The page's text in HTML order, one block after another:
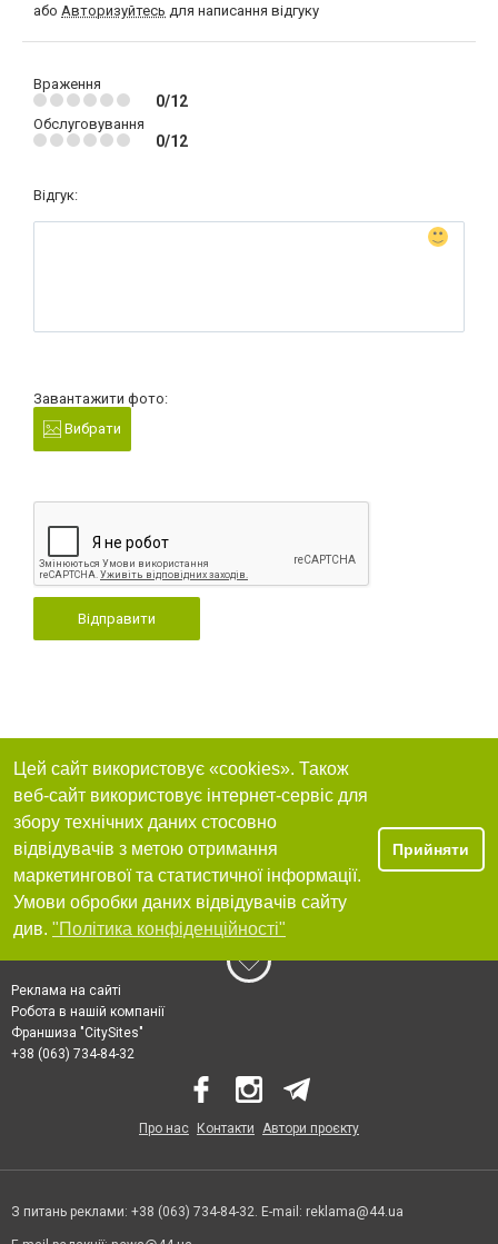
або Авторизуйтесь для написання відгуку
Враження
0/12
Обслуговування
0/12
Відгук:
Завантажити фото:
Вибрати
Відправити
Цей сайт використовує «cookies». Також
веб-сайт використовує інтернет-сервіс для
збору технічних даних стосовно
відвідувачів з метою отримання
маркетингової та статистичної інформації.
Умови обробки даних відвідувачів сайту
див. "Політика конфіденційності"
Прийняти
Реклама на сайті
Робота в нашій компанії
Франшиза "CitySites"
+38 (063) 734-84-32
Про нас Контакти Автори проєкту
З питань реклами: +38 (063) 734-84-32. E-mail: reklama@44.ua